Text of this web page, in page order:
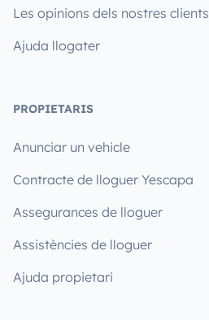
Les opinions dels nostres clients
Ajuda llogater
PROPIETARIS
Anunciar un vehicle
Contracte de lloguer Yescapa
Assegurances de lloguer
Assistències de lloguer
Ajuda propietari